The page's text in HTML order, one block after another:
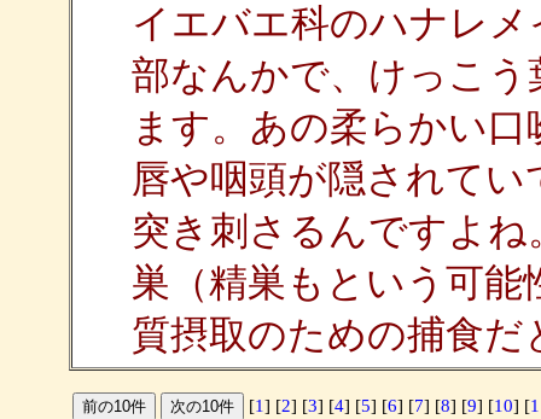
イエバエ科のハナレ
部なんかで、けっこ
ます。あの柔らかい
唇や咽頭が隠されて
突き刺さるんですよ
巣（精巣もという可
質摂取のための捕食だ
[1] [2] [3] [4] [5] [6] [7] [8] [9] [10] [